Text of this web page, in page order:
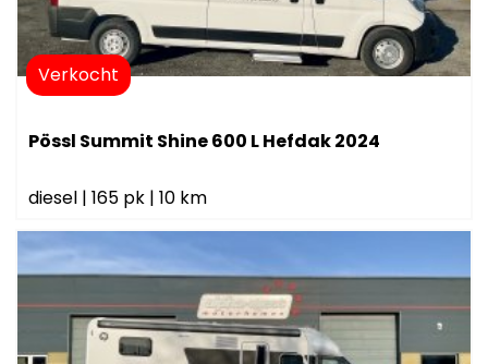
Verkocht
Pössl Summit Shine 600 L Hefdak 2024
diesel | 165 pk | 10 km